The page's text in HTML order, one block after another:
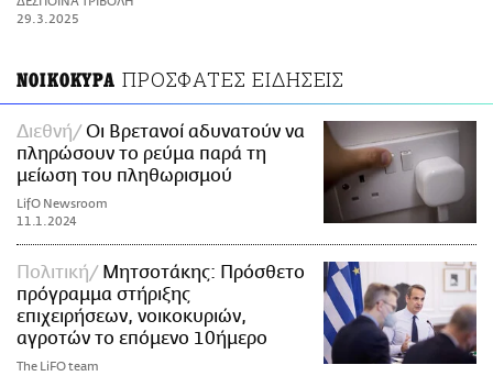
ΑΜΠΑ
29.3.2025
ΝΟΙΚΟΚΥΡΑ ΠΡΟΣΦΑΤΕΣ ΕΙΔΗΣΕΙΣ
Διεθνή
Οι Βρετανοί αδυνατούν να
πληρώσουν το ρεύμα παρά τη
μείωση του πληθωρισμού
LifO Newsroom
11.1.2024
Πολιτική
Μητσοτάκης: Πρόσθετο
πρόγραμμα στήριξης
επιχειρήσεων, νοικοκυριών,
αγροτών το επόμενο 10ήμερο
The LiFO team